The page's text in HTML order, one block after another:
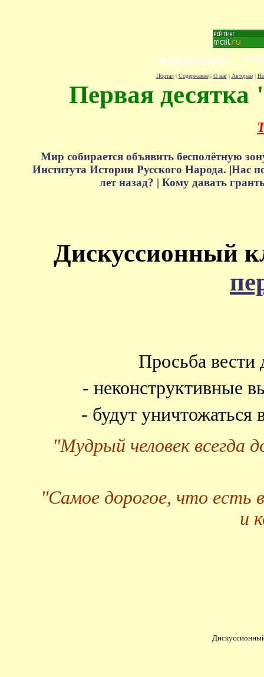
Портал| Содержание| О нас| Авторам|
Первая десятка
Мир собирается объявить бесполётную
Института Истории Русского Народа. |Нас
лет назад? | Кому давать
Дискуссионный
Просьба вести
- неконструктивные
- будут
"Мудрый человек всегда
"Самое дорогое, что есть
и